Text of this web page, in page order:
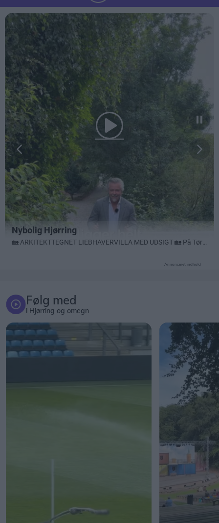
Annonceret indhold
Følg med
i Hjørring og omegn